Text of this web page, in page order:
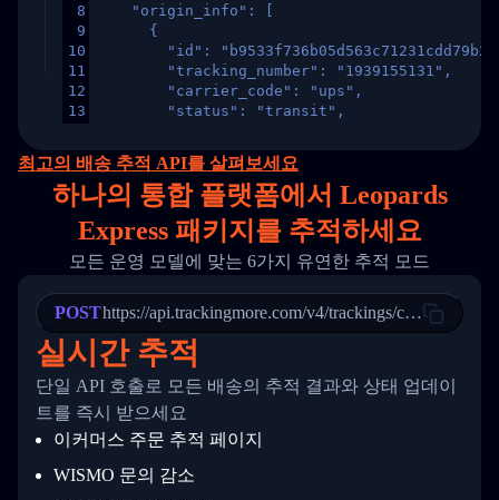
8
9
10
11
12
13
15
16
17
18
19
20
21
22
23
24
25
27
28
29
30
31
    "origin_info": [
      {
"id":
        "tracking_number": "1939155131",
        "carrier_code": "ups",
        "status": "transit",
"destination_country": "United
        "itemTimeLength": 2,
        "weblink": "",
        "phone": null,
        "trackinfo": [
          {
            "Date": "2017-03-08 04: 22: 00",
"StatusDescription": "Departed
"Details": "Departed Facility
          },
          {
            "Date": "2017-03-06 15:28:00",
"StatusDescription": "Shipment
"Details": "BEIJING-
          }
        ]
      }
최고의 배송 추적 API를 살펴보세요
하나의 통합 플랫폼에서 Leopards
Express 패키지를 추적하세요
모든 운영 모델에 맞는 6가지 유연한 추적 모드
POSThttps://api.trackingmore.com/v4/trackings/create
실시간 추적
단일 API 호출로 모든 배송의 추적 결과와 상태 업데이
트를 즉시 받으세요
이커머스 주문 추적 페이지
WISMO 문의 감소